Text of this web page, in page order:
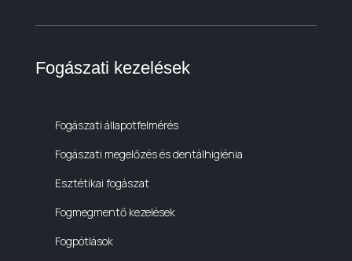
Fogászati kezelések
Fogászati állapotfelmérés
Fogászati megelőzés és dentálhigiénia
Esztétikai fogászat
Fogmegmentő kezelések
Fogpótlások